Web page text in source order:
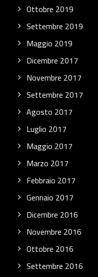
Ottobre 2019
Settembre 2019
Maggio 2019
Dicembre 2017
Novembre 2017
Settembre 2017
Agosto 2017
Luglio 2017
Maggio 2017
Marzo 2017
Febbraio 2017
Gennaio 2017
Dicembre 2016
Novembre 2016
Ottobre 2016
Settembre 2016